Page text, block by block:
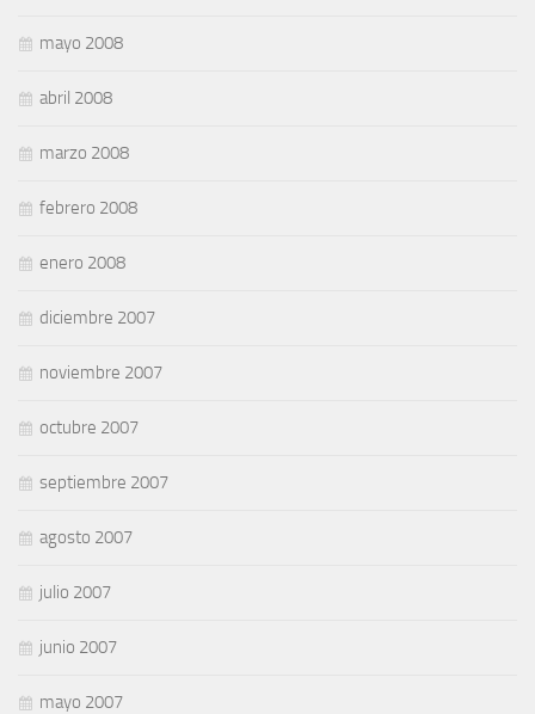
mayo 2008
abril 2008
marzo 2008
febrero 2008
enero 2008
diciembre 2007
noviembre 2007
octubre 2007
septiembre 2007
agosto 2007
julio 2007
junio 2007
mayo 2007